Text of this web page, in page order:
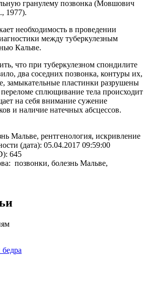
гранулему позвонка (Мовшович
1977).
необходимость в проведении
между туберкулезным
Кальве.
что при туберкулезном спондилите
два соседних позвонка, контуры их,
замыкательные пластинки разрушены
сплющивание тела происходит
на себя внимание сужение
и наличие натечных абсцессов.
Мальве, рентгенология, искривление
(дата): 05.04.2017 09:59:00
645
позвонки, болезнь Мальве,